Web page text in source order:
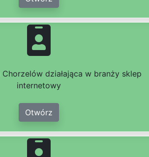
działająca w branży sklep
internetowy
Otwórz